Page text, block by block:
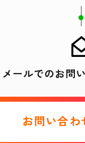
メールでのお問
お問い合わ